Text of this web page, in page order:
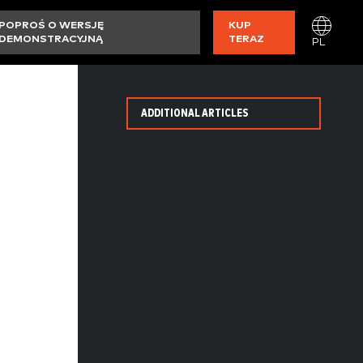
O WERSJĘ
KUP
TERAZ
PL
ADDITIONAL ARTICLES